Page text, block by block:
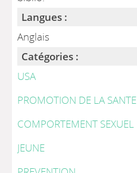
Langues :
Anglais
Catégories :
USA
PROMOTION DE LA SANTE
COMPORTEMENT SEXUEL
JEUNE